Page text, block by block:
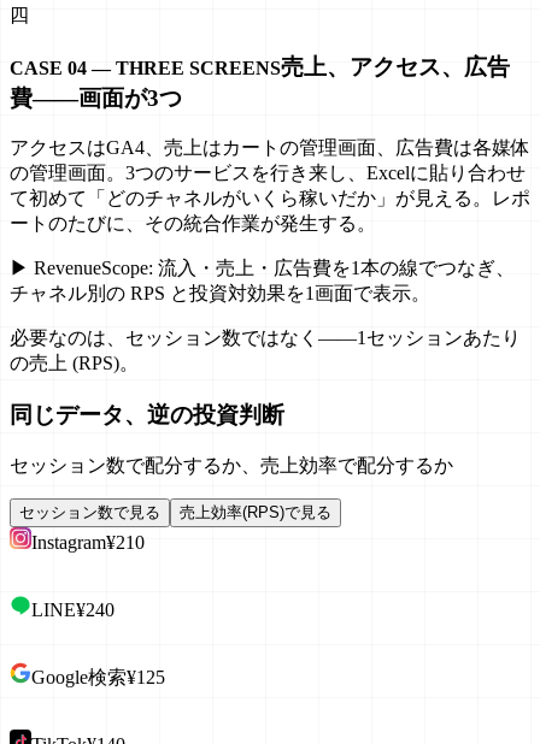
四
CASE 04 — THREE SCREENS売上、アクセス、広告
費——画面が3つ
アクセスはGA4、売上はカートの管理画面、広告費は各媒体
の管理画面。3つのサービスを行き来し、Excelに貼り合わせ
て初めて「どのチャネルがいくら稼いだか」が見える。レポ
ートのたびに、その統合作業が発生する。
▶ RevenueScope: 流入・売上・広告費を1本の線でつなぎ、
チャネル別の RPS と投資対効果を1画面で表示。
必要なのは、セッション数ではなく——1セッションあたり
の売上 (RPS)。
同じデータ、 逆の投資判断
セッション数で配分するか、売上効率で配分するか
セッション数で見る 売上効率(RPS)で見る
Instagram¥210
LINE¥240
Google検索¥125